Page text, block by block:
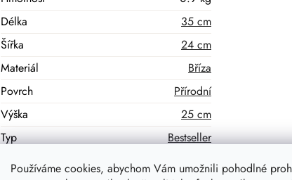
Používáme cookies, abychom Vám umožnili pohodlné
Délka
35 cm
Šířka
24 cm
Materiál
Bříza
Povrch
Přírodní
Výška
25 cm
Typ
Bestseller